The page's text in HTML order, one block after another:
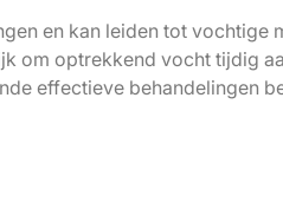
en kan leiden tot vochtige
om optrekkend vocht tijdig
effectieve behandelingen